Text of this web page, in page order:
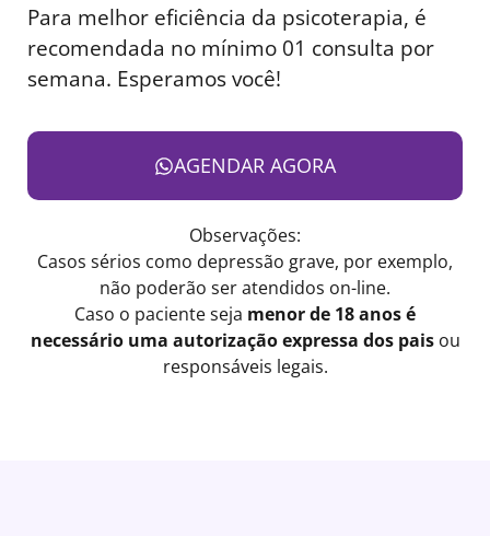
Para melhor eficiência da psicoterapia, é
recomendada no mínimo 01 consulta por
semana. Esperamos você!
AGENDAR AGORA
Observações:
Casos sérios como depressão grave, por exemplo,
não poderão ser atendidos on-line.
Caso o paciente seja menor de 18 anos é
necessário uma autorização expressa dos paisou
responsáveis legais.